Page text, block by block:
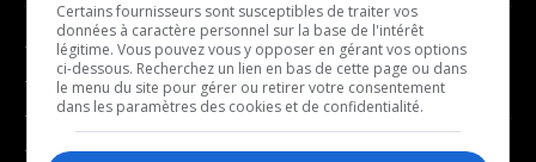
- Affaires municipales
- Communauté / Social
- Culture
- Économie
- Décompte franco
- Joué récemment
BALADOS
Certains fournisseurs sont susceptibles de traiter vos
données à caractère personnel sur la base de l'intérêt
légitime. Vous pouvez vous y opposer en gérant vos options
ci-dessous. Recherchez un lien en bas de cette page ou dans
le menu du site pour gérer ou retirer votre consentement
dans les paramètres des cookies et de confidentialité.